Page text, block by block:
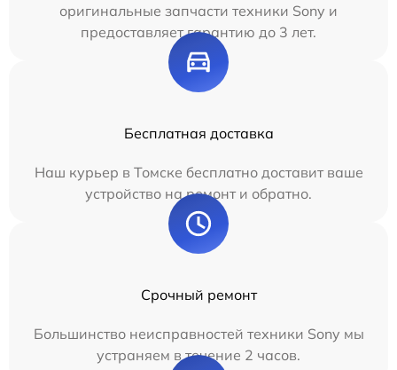
оригинальные запчасти техники Sony и
предоставляет гарантию до 3 лет.
Бесплатная доставка
Наш курьер в Томске бесплатно доставит ваше
устройство на ремонт и обратно.
Срочный ремонт
Большинство неисправностей техники Sony мы
устраняем в течение 2 часов.